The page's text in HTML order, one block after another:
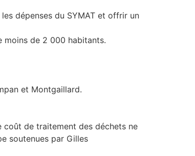
dépenses du SYMAT et offrir un
moins de 2 000 habitants.
et Montgaillard.
coût de traitement des déchets ne
soutenues par Gilles